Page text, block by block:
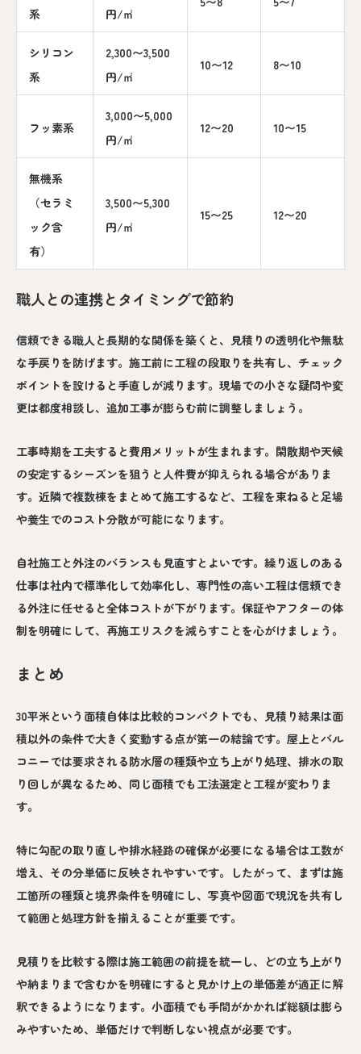
系 円/㎡
シリコン
系
2,300〜3,500
円/㎡
10〜12 8〜10
フッ素系
3,000〜5,000
円/㎡
12〜20 10〜15
無機系
（セラミ
ック含
有）
3,500〜5,300
円/㎡
15〜25 12〜20
職人との連携とタイミングで節約
信頼できる職人と長期的な関係を築くと、見積りの透明化や無駄
な手戻りを防げます。施工前に工程の段取りを共有し、チェック
ポイントを設けると手直しが減ります。現場での小さな疑問や変
更は都度相談し、追加工事が膨らむ前に調整しましょう。
工事時期を工夫すると費用メリットが生まれます。閑散期や天候
の安定するシーズンを狙うと人件費が抑えられる場合がありま
す。近隣で複数棟をまとめて施工するなど、工程を束ねると足場
や養生でのコスト分散が可能になります。
自社施工と外注のバランスも見直すとよいです。繰り返しのある
仕事は社内で標準化して効率化し、専門性の高い工程は信頼でき
る外注に任せると全体コストが下がります。保証やアフターの体
制を明確にして、再施工リスクを減らすことを心がけましょう。
まとめ
30平米という面積自体は比較的コンパクトでも、見積り結果は面
積以外の条件で大きく変動する点が第一の結論です。屋上とバル
コニーでは要求される防水層の種類や立ち上がり処理、排水の取
り回しが異なるため、同じ面積でも工法選定と工程が変わりま
す。
特に勾配の取り直しや排水経路の確保が必要になる場合は工数が
増え、その分単価に反映されやすいです。したがって、まずは施
工箇所の種類と境界条件を明確にし、写真や図面で現況を共有し
て範囲と処理方針を揃えることが重要です。
見積りを比較する際は施工範囲の前提を統一し、どの立ち上がり
や納まりまで含むかを明確にすると見かけ上の単価差が適正に解
釈できるようになります。小面積でも手間がかかれば総額は膨ら
みやすいため、単価だけで判断しない視点が必要です。